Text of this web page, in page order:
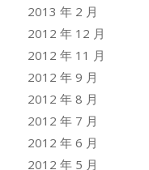
2013 年 2 月
2012 年 12 月
2012 年 11 月
2012 年 9 月
2012 年 8 月
2012 年 7 月
2012 年 6 月
2012 年 5 月